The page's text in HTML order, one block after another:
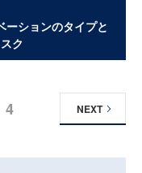
ーションのタイプと
ク
4 NEXT